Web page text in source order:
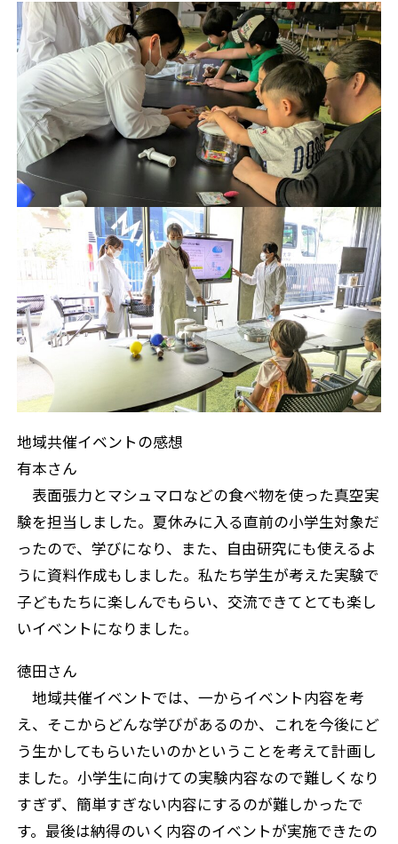
地域共催イベントの感想
有本さん
表面張力とマシュマロなどの食べ物を使った真空実
験を担当しました。夏休みに入る直前の小学生対象だ
ったので、学びになり、また、自由研究にも使えるよ
うに資料作成もしました。私たち学生が考えた実験で
子どもたちに楽しんでもらい、交流できてとても楽し
いイベントになりました。
徳田さん
地域共催イベントでは、一からイベント内容を考
え、そこからどんな学びがあるのか、これを今後にど
う生かしてもらいたいのかということを考えて計画し
ました。小学生に向けての実験内容なので難しくなり
すぎず、簡単すぎない内容にするのが難しかったで
す。最後は納得のいく内容のイベントが実施できたの